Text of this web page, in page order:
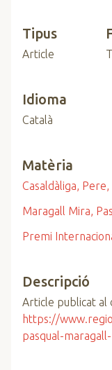
Tipus
Article
Idioma
Català
Matèria
Casaldàliga,
Maragall Mira,
Premi
Descripció
Article publicat al
https://
pasqual-